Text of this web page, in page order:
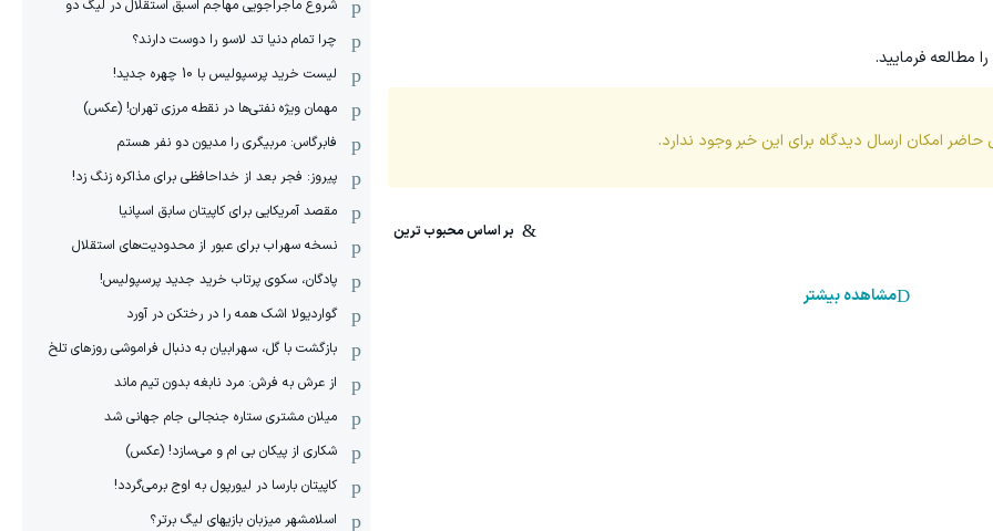
را مطالعه فرمایید.
حاضر امکان ارسال دیدگاه برای این خبروجود ندارد.
مشاهده بیشتر
شروع ماجراجویی مهاجم اسبق استقلال در لیگ دو
چرا تمام دنیا تد لاسو را دوست دارند؟
لیست خرید پرسپولیس با 10 چهره جدید!
مهمان‌ ویژه نفتی‌ها در نقطه مرزی تهران! (عکس)
فابرگاس: مربیگری را مدیون دو نفر هستم
پیروز: فجر بعد از خداحافظی برای مذاکره زنگ زد!
مقصد آمریکایی برای کاپیتان سابق اسپانیا
نسخه سهراب برای عبور از محدودیت‌های استقلال
پادگان، سکوی پرتاب خرید جدید پرسپولیس!
گواردیولا اشک همه را در رختکن در آورد
بازگشت با گل، سهرابیان به دنبال فراموشی روزهای تلخ
از عرش به فرش: مرد نابغه‌ بدون تیم ماند
میلان مشتری ستاره جنجالی جام جهانی شد
شکاری از پیکان بی ام و می‌سازد! (عکس)
کاپیتان بارسا در لیورپول به اوج برمی‌گردد!
اسلامشهر میزبان بازیهای لیگ برتر؟